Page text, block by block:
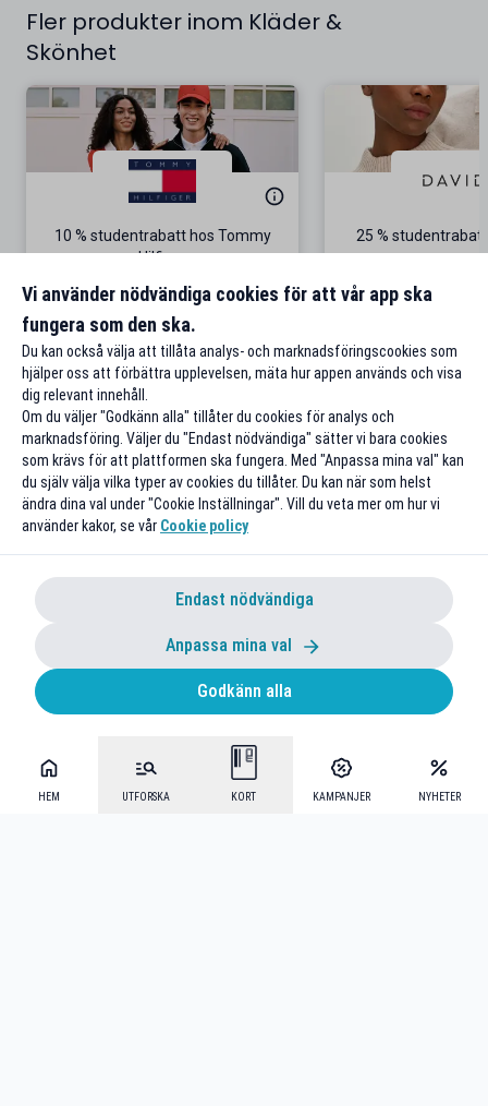
HEM UTFORSKA KORT KAMPANJER NYHETER
Fler produkter inom Kläder &
Skönhet
10 % studentrabatt hos Tommy
Hilfiger
Gäller på ordinarie pris
Till rabatten
25 %
Vi använder nödvändiga cookies för att vår app ska
fungera som den ska.
Du kan också välja att tillåta analys- och marknadsföringscookies som
hjälper oss att förbättra upplevelsen, mäta hur appen används och visa
dig relevant innehåll.
Om du väljer "Godkänn alla" tillåter du cookies för analys och
marknadsföring. Väljer du "Endast nödvändiga" sätter vi bara cookies
som krävs för att plattformen ska fungera. Med "Anpassa mina val" kan
du själv välja vilka typer av cookies du tillåter. Du kan när som helst
ändra dina val under "Cookie Inställningar". Vill du veta mer om hur vi
använder kakor, se vår Cookie policy
Endast nödvändiga
Anpassa mina val
Godkänn alla